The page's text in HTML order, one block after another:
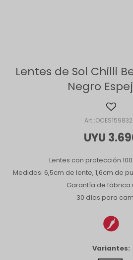
Lentes de Sol Chilli
Negro
UYU
Lentes con protección
Medidas: 6,5cm de lente, 1,6cm de
Garantía de fábrica
30 días para
Variantes: